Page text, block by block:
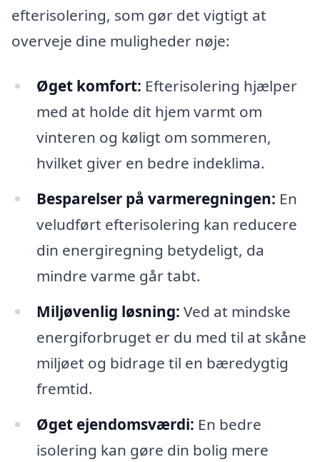
efterisolering, som gør det vigtigt at
overveje dine muligheder nøje:
Øget komfort: Efterisolering hjælper
med at holde dit hjem varmt om
vinteren og køligt om sommeren,
hvilket giver en bedre indeklima.
Besparelser på varmeregningen: En
veludført efterisolering kan reducere
din energiregning betydeligt, da
mindre varme går tabt.
Miljøvenlig løsning: Ved at mindske
energiforbruget er du med til at skåne
miljøet og bidrage til en bæredygtig
fremtid.
Øget ejendomsværdi: En bedre
isolering kan gøre din bolig mere